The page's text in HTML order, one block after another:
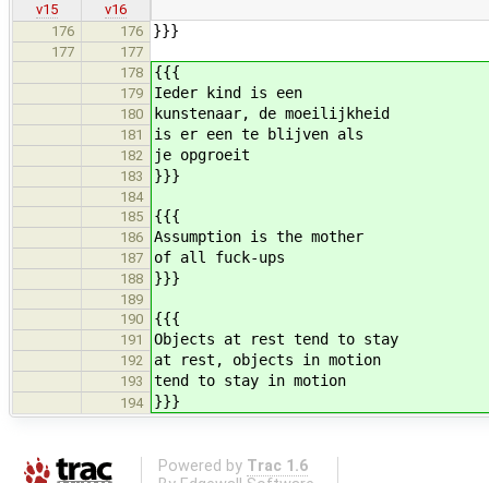
v15
v16
176
176 }}}
177
177
178
{{{
179 Ieder kind is een
180 kunstenaar, de moeilijkheid
181 is er een te blijven als
182 je opgroeit
183 }}}
184
185
{{{
186 Assumption is the mother
187 of all fuck-ups
188 }}}
189
190
{{{
191 Objects at rest tend to stay
192 at rest, objects in motion
193 tend to stay in motion
194 }}}
Powered by Trac 1.6